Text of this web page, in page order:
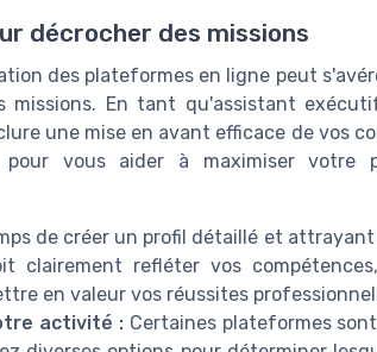
décrocher des missions
des plateformes en ligne peut
missions. En tant qu'assistant
une mise en avant efficace de vos
pour vous aider à maximiser votre
de créer un profil détaillé et
clairement refléter vos
en valeur vos réussites
activité :Certaines plateformes